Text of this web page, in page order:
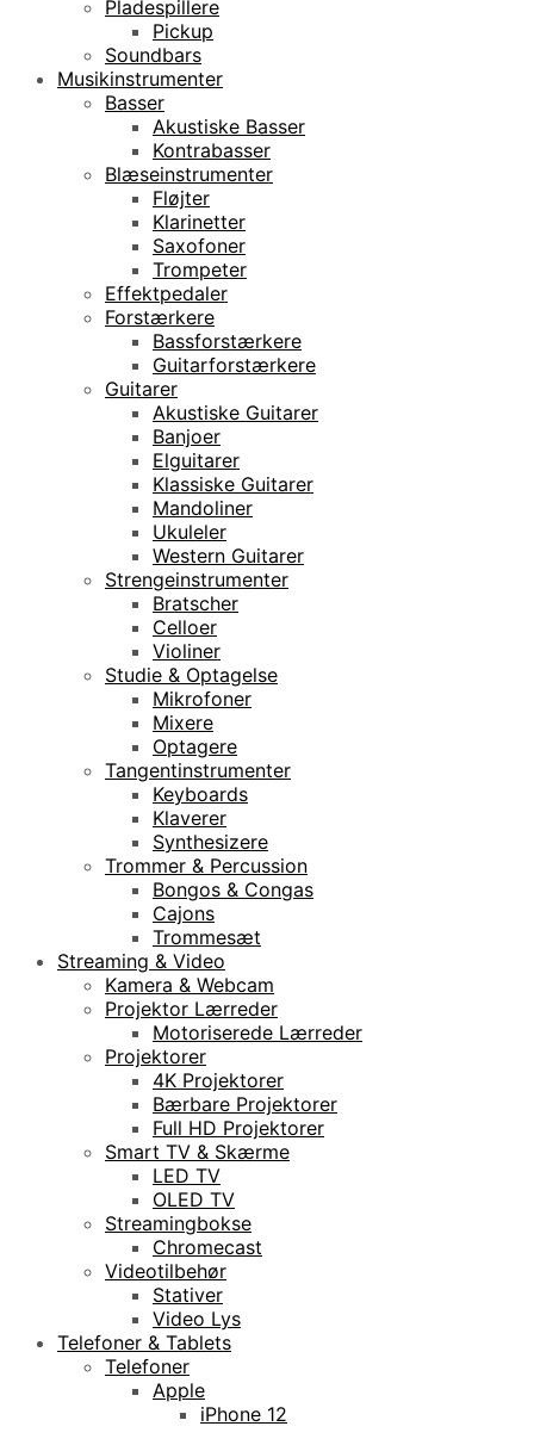
Pladespillere
Pickup
Soundbars
Musikinstrumenter
Basser
Akustiske Basser
Kontrabasser
Blæseinstrumenter
Fløjter
Klarinetter
Saxofoner
Trompeter
Effektpedaler
Forstærkere
Bassforstærkere
Guitarforstærkere
Guitarer
Akustiske Guitarer
Banjoer
Elguitarer
Klassiske Guitarer
Mandoliner
Ukuleler
Western Guitarer
Strengeinstrumenter
Bratscher
Celloer
Violiner
Studie & Optagelse
Mikrofoner
Mixere
Optagere
Tangentinstrumenter
Keyboards
Klaverer
Synthesizere
Trommer & Percussion
Bongos & Congas
Cajons
Trommesæt
Streaming & Video
Kamera & Webcam
Projektor Lærreder
Motoriserede Lærreder
Projektorer
4K Projektorer
Bærbare Projektorer
Full HD Projektorer
Smart TV & Skærme
LED TV
OLED TV
Streamingbokse
Chromecast
Videotilbehør
Stativer
Video Lys
Telefoner & Tablets
Telefoner
Apple
iPhone 12